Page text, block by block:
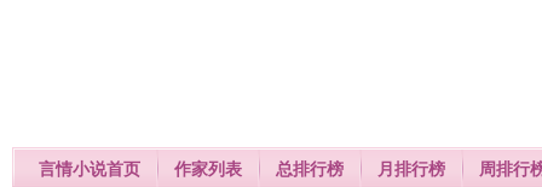
言情小说首页 作家列表 总排行榜 月排行榜 周排行